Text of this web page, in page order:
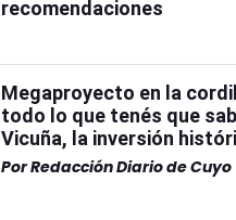
recomendaciones
Megaproyecto en la
todo lo que tenés que
Vicuña, la inversión
PorRedacción Diario de Cuyo